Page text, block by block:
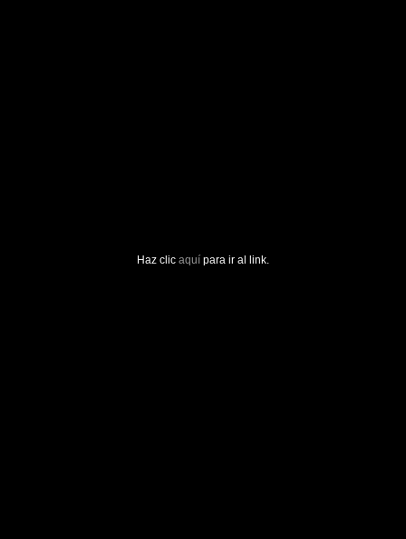
Haz clic aquí para ir al link.